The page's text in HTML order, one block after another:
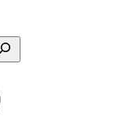
Искать